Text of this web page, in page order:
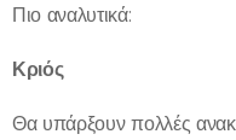
Πιο αναλυτικά:
Κριός
Θα υπάρξουν πολλές